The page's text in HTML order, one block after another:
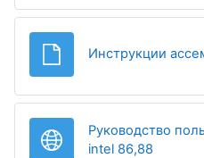
Инструкции
Руководство
intel 86,88